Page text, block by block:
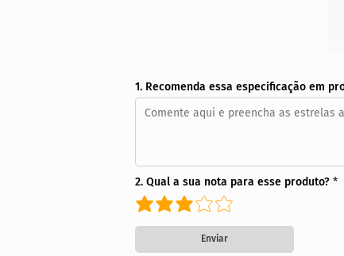
1. Recomenda essa especificação em
2. Qual a sua nota para esse produto?
Enviar